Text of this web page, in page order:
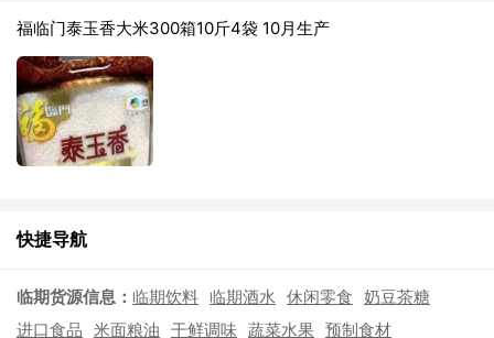
福临门泰玉香大米300箱10斤4袋 10月生产
快捷导航
临期货源信息： 临期饮料 临期酒水 休闲零食 奶豆茶糖
进口食品 米面粮油 干鲜调味 蔬菜水果 预制食材